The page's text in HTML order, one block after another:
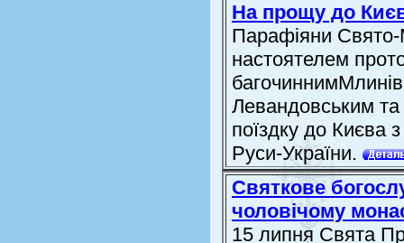
На прощу до
Парафіяни Свято-
настоятелем
Левандовським
поїздку до Києва
Руси-України.
Святкове
чоловічому
15 липня Свята